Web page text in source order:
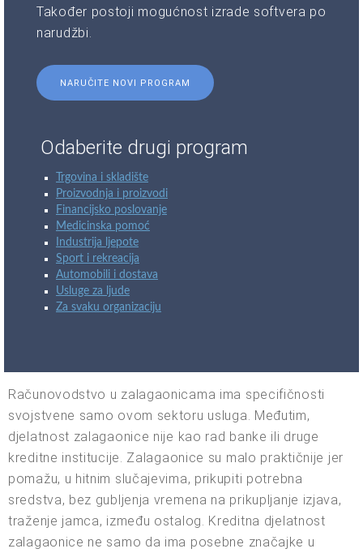
Također postoji mogućnost izrade softvera po
narudžbi.
NARUČITE NOVI PROGRAM
Odaberite drugi program
Trgovina i skladište
Proizvodnja i proizvodi
Financijsko poslovanje
Medicinska pomoć
Industrija ljepote
Sport i rekreacija
Automobili i dostava
Usluge za ljude
Za svaku organizaciju
Računovodstvo u zalagaonicama ima specifičnosti
svojstvene samo ovom sektoru usluga. Međutim,
djelatnost zalagaonice nije kao rad banke ili druge
kreditne institucije. Zalagaonice su malo praktičnije jer
pomažu, u hitnim slučajevima, prikupiti potrebna
sredstva, bez gubljenja vremena na prikupljanje izjava,
traženje jamca, između ostalog. Kreditna djelatnost
zalagaonice ne samo da ima posebne značajke u